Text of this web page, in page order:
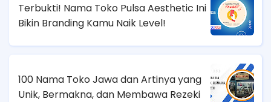
Terbukti! Nama Toko Pulsa Aesthetic Ini
Bikin Branding Kamu Naik Level!
100 Nama Toko Jawa dan Artinya yang
Unik, Bermakna, dan Membawa Rezeki